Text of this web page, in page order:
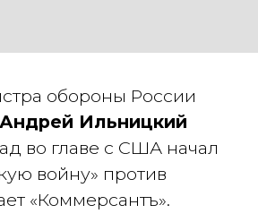
обороны России
Андрей Ильницкий
во главе с США начал
войну» против
«Коммерсантъ».